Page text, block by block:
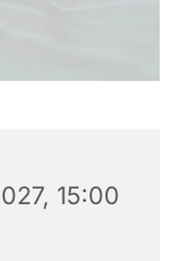
15:00